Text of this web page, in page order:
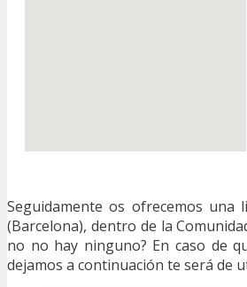
Seguidamente os ofrecemos una
(Barcelona), dentro de la
no no hay ninguno? En caso de
dejamos a continuación te será de